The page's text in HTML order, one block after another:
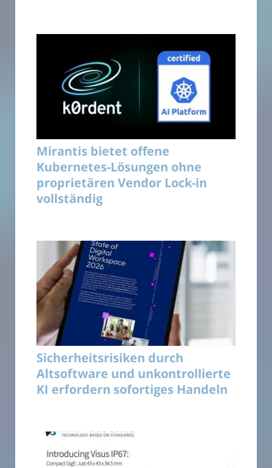
Mirantis bietet offene
Kubernetes-Lösungen ohne
proprietären Vendor Lock-in
vollständig
Sicherheitsrisiken durch
Altsoftware und unkontrollierte
KI erfordern sofortiges Handeln